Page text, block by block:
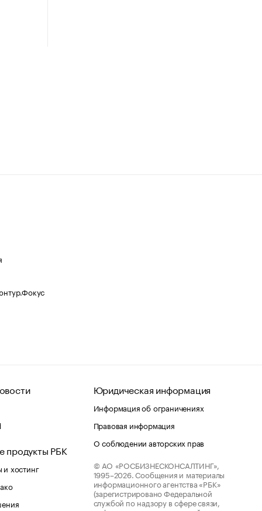
продукты РБК
хостинг
Юридическая информация
Информация об ограничениях
Правовая информация
О соблюдении авторских прав
© АО «РОСБИЗНЕСКОНСАЛТИНГ»,
1995–2026. Сообщения и материалы
информационного агентства «РБК»
(зарегистрировано Федеральной
службой по надзору в сфере связи,